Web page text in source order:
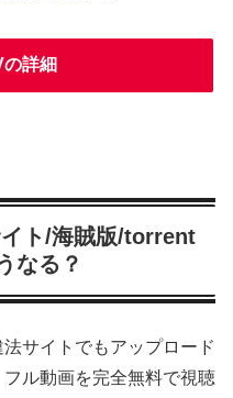
詳細
ト/海賊版/torrent
なる？
サイトでもアップロード
ル動画を完全無料で視聴